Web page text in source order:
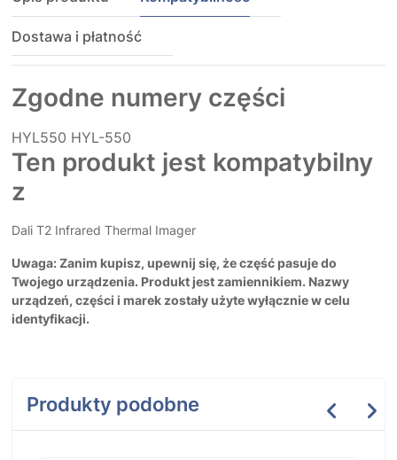
Dostawa i płatność
Zgodne numery części
HYL550 HYL-550
Ten produkt jest kompatybilny
z
Dali T2 Infrared Thermal Imager
Uwaga: Zanim kupisz, upewnij się, że część pasuje do
Twojego urządzenia. Produkt jest zamiennikiem. Nazwy
urządzeń, części i marek zostały użyte wyłącznie w celu
identyfikacji.
Produkty podobne